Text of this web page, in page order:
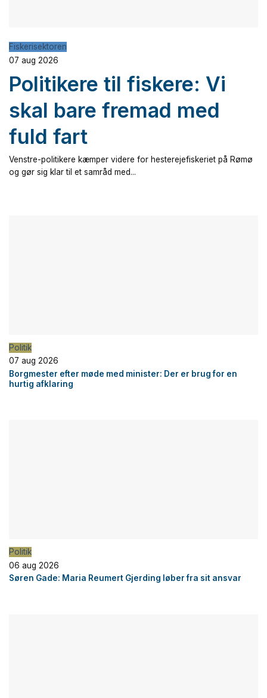
Fiskerisektoren
07 aug 2026
Politikere til fiskere: Vi
skal bare fremad med
fuld fart
Venstre-politikere kæmper videre for hesterejefiskeriet på Rømø
og gør sig klar til et samråd med...
Politik
07 aug 2026
Borgmester efter møde med minister: Der er brug for en
hurtig afklaring
Politik
06 aug 2026
Søren Gade: Maria Reumert Gjerding løber fra sit ansvar